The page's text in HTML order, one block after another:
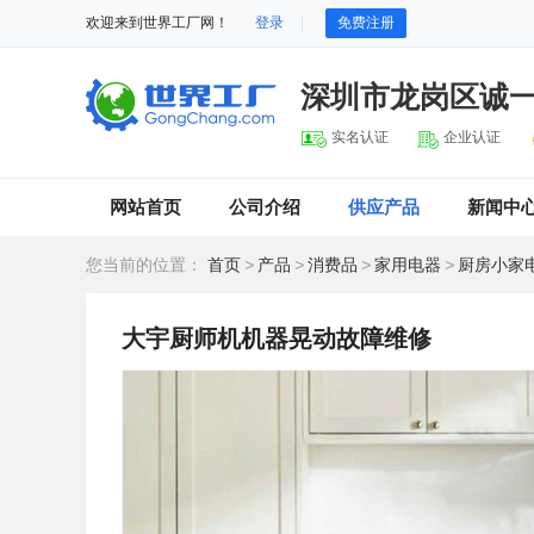
欢迎来到世界工厂网！ 登录 免费注册
深圳市龙岗区诚
实名认证 企业认证
网站首页 公司介绍 供应产品 新闻中
您当前的位置： 首页 > 产品 >消费品 >家用电器 > 厨房小家
大宇厨师机机器晃动故障维修